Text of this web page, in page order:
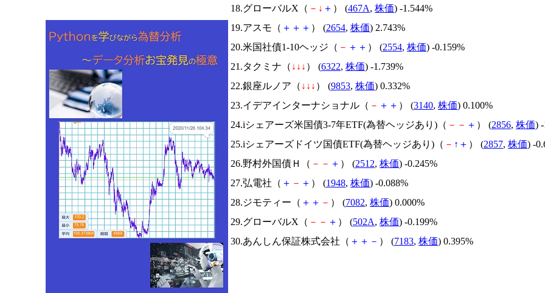
18.グローバルX（ － ↓ ＋ ） (467A, 株価) -1.544%
19.アスモ（ ＋ ＋ ＋ ） (2654, 株価) 2.743%
20.米国社債1-10ヘッジ（ － ＋ ＋ ） (2554, 株価) -0.159%
21.タクミナ（ ↓ ↓ ↓ ） (6322, 株価) -1.739%
22.銀座ルノア（ ↓ ↓ ↓ ） (9853, 株価) 0.332%
23.イデアインターナショナル（ － ＋ ＋ ） (3140, 株価) 0.100%
24.iシェアーズ米国債3-7年ETF(為替ヘッジあり)（ － － ＋ ） (2856, 株価)
25.iシェアーズドイツ国債ETF(為替ヘッジあり)（ － ↑ ＋ ） (2857, 株価) -
26.野村外国債Ｈ（ － － ＋ ） (2512, 株価) -0.245%
27.弘電社（ ＋ － ＋ ） (1948, 株価) -0.088%
28.ジモティー（ ＋ ＋ － ） (7082, 株価) 0.000%
29.グローバルX（ － － ＋ ） (502A, 株価) -0.199%
30.あんしん保証株式会社（ ＋ ＋ － ） (7183, 株価) 0.395%